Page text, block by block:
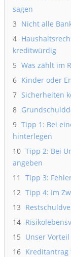
sagen
3 Nicht alle
4
kreditwürdig
5 Was zählt im
6 Kinder oder
7 Sicherheiten
8
9 Tipp 1: Bei
hinterlegen
10 Tipp 2: Bei
angeben
11
Tipp 3:
12 Tipp 4: Im
13
14
15 Unser
16 Kreditantrag